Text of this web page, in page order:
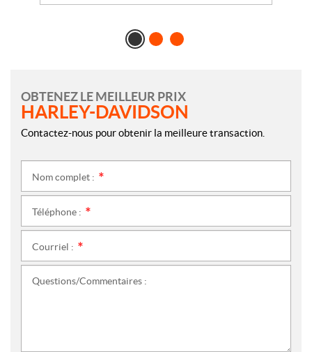
OBTENEZ LE MEILLEUR PRIX
HARLEY-DAVIDSON
Contactez-nous pour obtenir la meilleure transaction.
Nom complet :
Téléphone :
Courriel :
Questions/Commentaires :